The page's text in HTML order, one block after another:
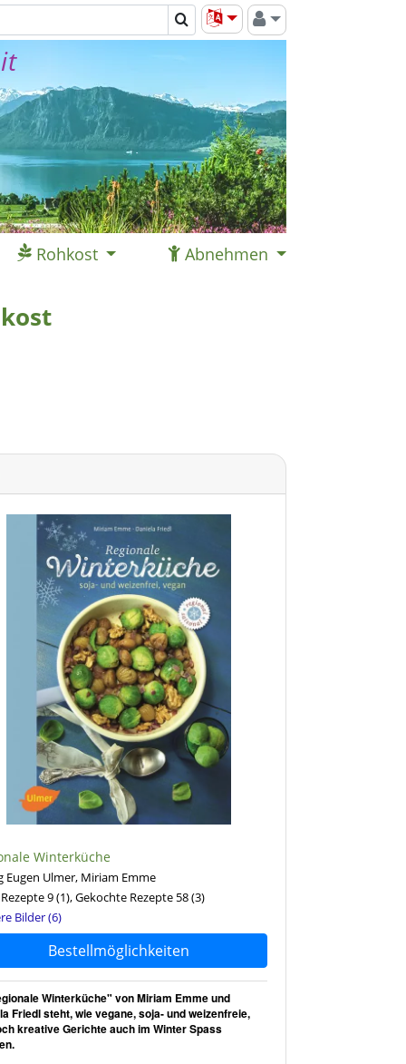
Rohkost Abnehmen
Winterküche
Eugen Ulmer, Miriam Emme
9(1), Gekochte Rezepte 58(3)
Bilder (6)
Bestellmöglichkeiten
Winterküche" von Miriam Emme und
Friedl steht, wie vegane, soja- und weizenfreie,
kreative Gerichte auch im Winter Spass